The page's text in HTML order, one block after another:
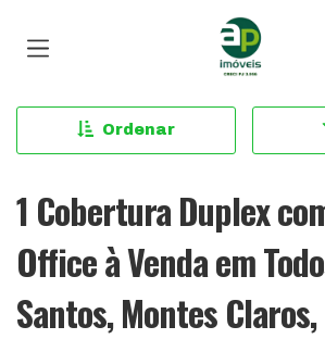
Página
Ordenar
1 Cobertura Duplex
Office à Venda em
Santos, Montes Claros,